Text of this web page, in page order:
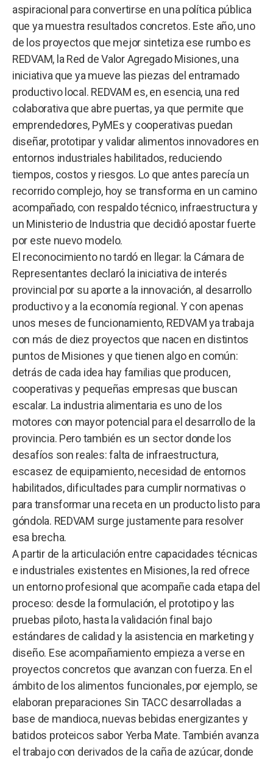
aspiracional para convertirse en una política pública
que ya muestra resultados concretos. Este año, uno
de los proyectos que mejor sintetiza ese rumbo es
REDVAM, la Red de Valor Agregado Misiones, una
iniciativa que ya mueve las piezas del entramado
productivo local. REDVAM es, en esencia, una red
colaborativa que abre puertas, ya que permite que
emprendedores, PyMEs y cooperativas puedan
diseñar, prototipar y validar alimentos innovadores en
entornos industriales habilitados, reduciendo
tiempos, costos y riesgos. Lo que antes parecía un
recorrido complejo, hoy se transforma en un camino
acompañado, con respaldo técnico, infraestructura y
un Ministerio de Industria que decidió apostar fuerte
por este nuevo modelo.
El reconocimiento no tardó en llegar: la Cámara de
Representantes declaró la iniciativa de interés
provincial por su aporte a la innovación, al desarrollo
productivo y a la economía regional. Y con apenas
unos meses de funcionamiento, REDVAM ya trabaja
con más de diez proyectos que nacen en distintos
puntos de Misiones y que tienen algo en común:
detrás de cada idea hay familias que producen,
cooperativas y pequeñas empresas que buscan
escalar. La industria alimentaria es uno de los
motores con mayor potencial para el desarrollo de la
provincia. Pero también es un sector donde los
desafíos son reales: falta de infraestructura,
escasez de equipamiento, necesidad de entornos
habilitados, dificultades para cumplir normativas o
para transformar una receta en un producto listo para
góndola. REDVAM surge justamente para resolver
esa brecha.
A partir de la articulación entre capacidades técnicas
e industriales existentes en Misiones, la red ofrece
un entorno profesional que acompañe cada etapa del
proceso: desde la formulación, el prototipo y las
pruebas piloto, hasta la validación final bajo
estándares de calidad y la asistencia en marketing y
diseño. Ese acompañamiento empieza a verse en
proyectos concretos que avanzan con fuerza. En el
ámbito de los alimentos funcionales, por ejemplo, se
elaboran preparaciones Sin TACC desarrolladas a
base de mandioca, nuevas bebidas energizantes y
batidos proteicos sabor Yerba Mate. También avanza
el trabajo con derivados de la caña de azúcar, donde